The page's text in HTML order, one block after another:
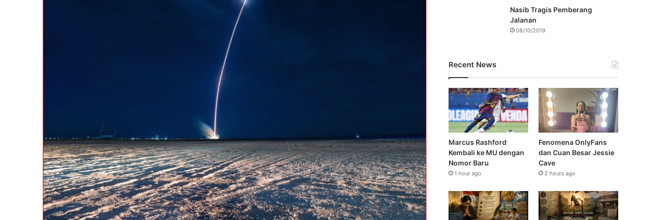
Nasib Tragis Pemberang
Jalanan
08/10/2019
Recent News
Marcus Rashford
Kembali ke MU dengan
Nomor Baru
1 hour ago
Fenomena OnlyFans
dan Cuan Besar Jessie
Cave
2 hours ago